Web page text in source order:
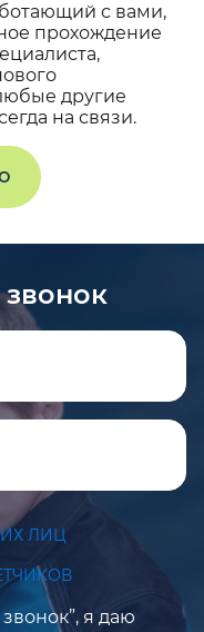
с вами,
прохождение
другие
на связи.
звонок
ЛИЦ
я даю